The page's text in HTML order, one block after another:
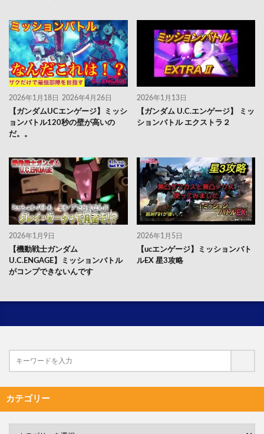
2026年1月18日 2026年4月26日
【ガンダムUCエンゲージ】ミッシ
ョンバトル120秒の壁が高いの
だ。。
2026年1月13日
【ガンダム U.C.エンゲージ】 ミッ
ションバトル エクストラ２
2026年1月9日
【機動戦士ガンダム
U.C.ENGAGE】ミッションバトル
がコンプできないんです
2026年1月5日
【ucエンゲージ】ミッションバト
ルEX 星3攻略
カテゴリー